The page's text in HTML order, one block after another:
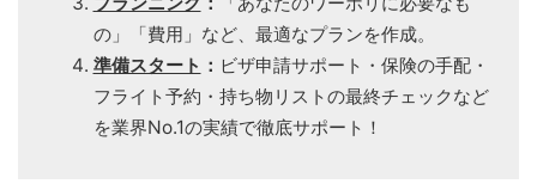
の」「費用」など、最適なプランを作成。
準備スタート ： ビザ申請サポート・保険の手配・
フライト予約・持ち物リストの最終チェックなど
を業界No.1の実績で徹底サポート！